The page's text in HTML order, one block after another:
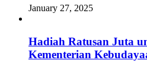
January 27, 2025
Hadiah Ratusan Juta
Kementerian